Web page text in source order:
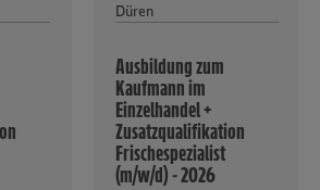
Düren
Ausbildung zum
Kaufmann im
Einzelhandel +
Zusatzqualifikation
Frischespezialist
(m/w/d) - 2026